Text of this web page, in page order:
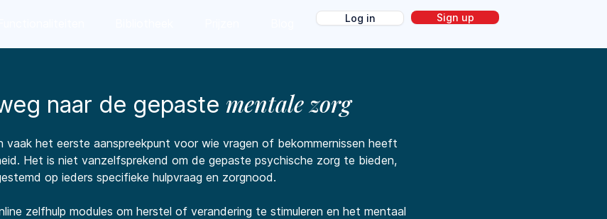
Log in Sign up
naar de gepaste mentale zorg
vaak het eerste aanspreekpunt voor wie vragen of bekommernissen heeft
Het is niet vanzelfsprekend om de gepaste psychische zorg te bieden,
op ieders specifieke hulpvraag en zorgnood.
zelfhulp modules om herstel of verandering te stimuleren en het mentaal